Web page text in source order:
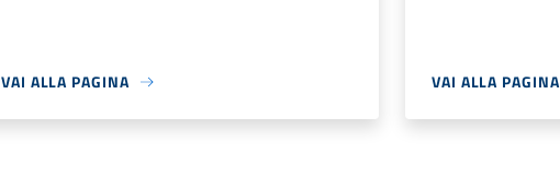
VAI ALLA PAGINA VAI ALLA PAGINA